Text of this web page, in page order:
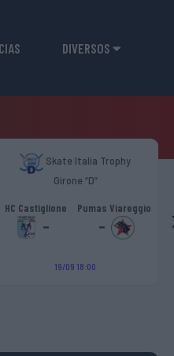
DIVERSOS
Skate Italia Trophy
Girone “D”
HC Castiglione
-
Pumas Viareggio
-
19/09 18:00